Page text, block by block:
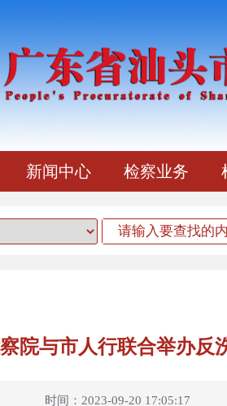
新闻中心 检察业务
院与市人行联合举办反
时间：2023-09-20 17:05:17